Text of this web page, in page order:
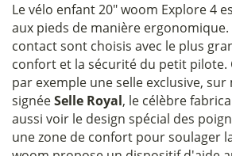
Le vélo enfant 20" woom Explore 4
aux pieds de manière
contact sont choisis avec le plus
confort et la sécurité du petit pilote.
par exemple une selle exclusive, sur
signéeSelle Royal, le célèbre
aussi voir le design spécial des
une zone de confort pour soulager